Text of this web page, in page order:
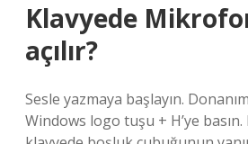
Klavyede
açılır?
Sesle yazmaya başlayın.
Windows logo tuşu + H’ye